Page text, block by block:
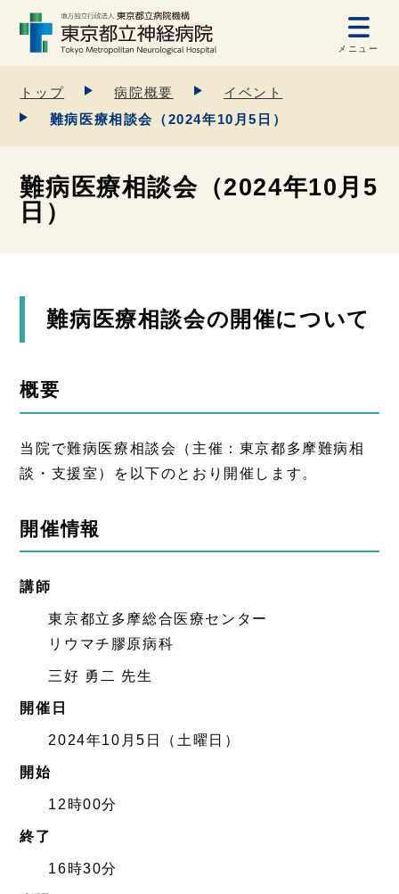
メニュー
トップ 病院概要
イベント
難病医療相談会（2024年10月5日）
難病医療相談会（2024年10月5
日）
難病医療相談会の開催について
概要
当院で難病医療相談会（主催：東京都多摩難病相
談・支援室）を以下のとおり開催します。
開催情報
講師
東京都立多摩総合医療センター
リウマチ膠原病科
三好 勇二 先生
開催日
2024年10月5日（土曜日）
開始
12時00分
終了
16時30分